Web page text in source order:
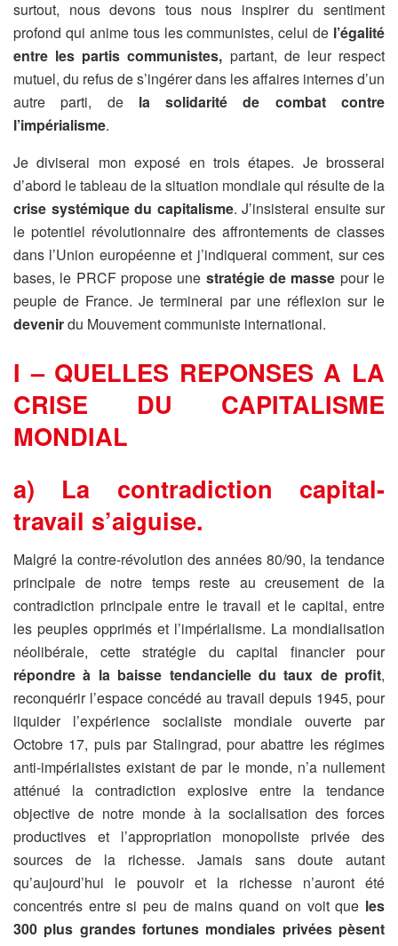
surtout, nous devons tous nous inspirer du sentiment
profond qui anime tous les communistes, celui de l’égalité
entre les partis communistes, partant, de leur respect
mutuel, du refus de s’ingérer dans les affaires internes d’un
autre parti, de la solidarité de combat contre
l’impérialisme.
Je diviserai mon exposé en trois étapes. Je brosserai
d’abord le tableau de la situation mondiale qui résulte de la
crise systémique du capitalisme. J’insisterai ensuite sur
le potentiel révolutionnaire des affrontements de classes
dans l’Union européenne et j’indiquerai comment, sur ces
bases, le PRCF propose une stratégie de masse pour le
peuple de France. Je terminerai par une réflexion sur le
devenirdu Mouvement communiste international.
I – QUELLES REPONSES A LA
CRISE DU CAPITALISME
MONDIAL
a) La contradiction capital-
travail s’aiguise.
Malgré la contre-révolution des années 80/90, la tendance
principale de notre temps reste au creusement de la
contradiction principale entre le travail et le capital, entre
les peuples opprimés et l’impérialisme. La mondialisation
néolibérale, cette stratégie du capital financier pour
répondre à la baisse tendancielle du taux de profit,
reconquérir l’espace concédé au travail depuis 1945, pour
liquider l’expérience socialiste mondiale ouverte par
Octobre 17, puis par Stalingrad, pour abattre les régimes
anti-impérialistes existant de par le monde, n’a nullement
atténué la contradiction explosive entre la tendance
objective de notre monde à la socialisation des forces
productives et l’appropriation monopoliste privée des
sources de la richesse. Jamais sans doute autant
qu’aujourd’hui le pouvoir et la richesse n’auront été
concentrés entre si peu de mains quand on voit que les
300 plus grandes fortunes mondiales privées pèsent